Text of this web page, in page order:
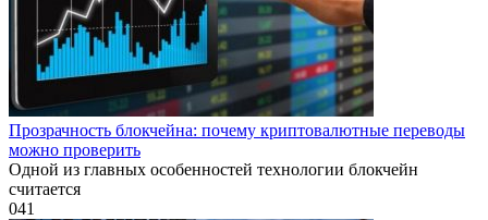
Прозрачность блокчейна: почему криптовалютные переводы
можно проверить
Одной из главных особенностей технологии блокчейн
считается
041